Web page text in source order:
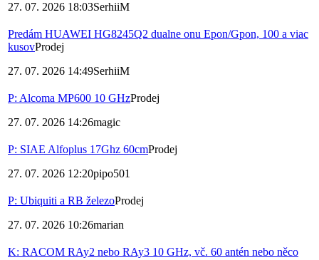
27. 07. 2026 18:03SerhiiM
Predám HUAWEI HG8245Q2 dualne onu Epon/Gpon, 100 a viac
kusovProdej
27. 07. 2026 14:49SerhiiM
P: Alcoma MP600 10 GHzProdej
27. 07. 2026 14:26magic
P: SIAE Alfoplus 17Ghz 60cmProdej
27. 07. 2026 12:20pipo501
P: Ubiquiti a RB železoProdej
27. 07. 2026 10:26marian
K: RACOM RAy2 nebo RAy3 10 GHz, vč. 60 antén nebo něco